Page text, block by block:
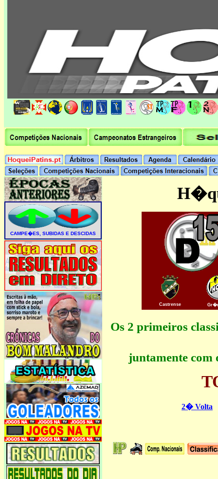
Castrense
Os 2 primeiros
juntamente com
2� Volta